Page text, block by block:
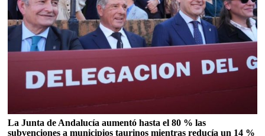
La Junta de Andalucía aumentó hasta el 80 % las
subvenciones a municipios taurinos mientras reducía un 14 %